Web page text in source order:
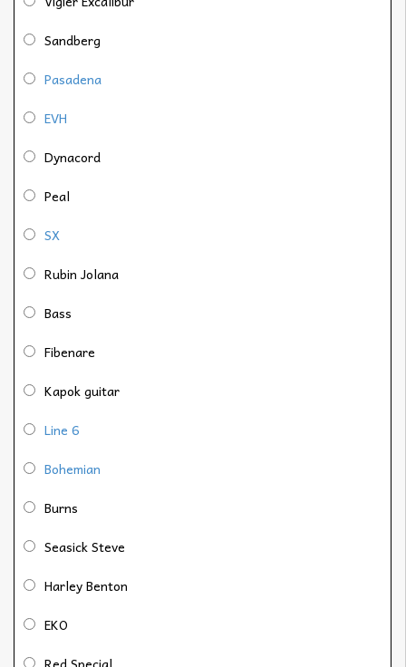
Sandberg
Pasadena
EVH
Dynacord
Peal
SX
Rubin Jolana
Bass
Fibenare
Kapok guitar
Line 6
Bohemian
Burns
Seasick Steve
Harley Benton
EKO